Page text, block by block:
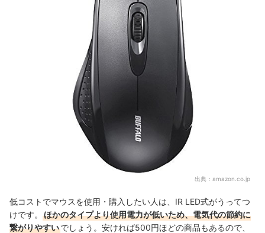
出典： amazon.co.jp
低コストでマウスを使用・購入したい人は、IR LED式がうってつ
けです。
ほかのタイプより使用電力が低いため、電気代の節約に
繋がりやすいでしょう。安ければ500円ほどの商品もあるので、